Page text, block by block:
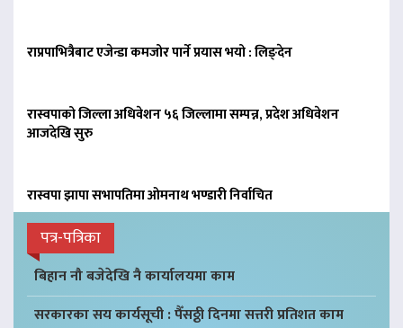
राप्रपाभित्रैबाट एजेन्डा कमजोर पार्ने प्रयास भयो : लिङ्देन
रास्वपाको जिल्ला अधिवेशन ५६ जिल्लामा सम्पन्न, प्रदेश अधिवेशन
आजदेखि सुरु
रास्वपा झापा सभापतिमा ओमनाथ भण्डारी निर्वाचित
पत्र-पत्रिका
बिहान नौ बजेदेखि नै कार्यालयमा काम
सरकारका सय कार्यसूची : पैँसठ्ठी दिनमा सत्तरी प्रतिशत काम